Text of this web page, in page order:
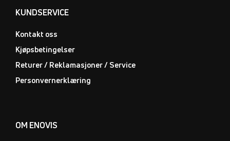
KUNDSERVICE
Kontakt oss
Kjøpsbetingelser
Returer / Reklamasjoner / Service
Personvernerklæring
OM ENOVIS